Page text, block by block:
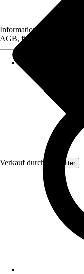
Verkauf durch: Topleiter
Informationen des
AGB, finden Sie bei Klick